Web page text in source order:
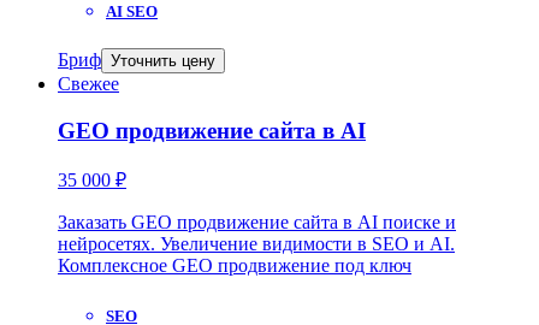
AI SEO
Бриф Уточнить цену
Свежее
GEO продвижение сайта в AI
35 000 ₽
Заказать GEO продвижение сайта в AI поиске и
нейросетях. Увеличение видимости в SEO и AI.
Комплексное GEO продвижение под ключ
SEO